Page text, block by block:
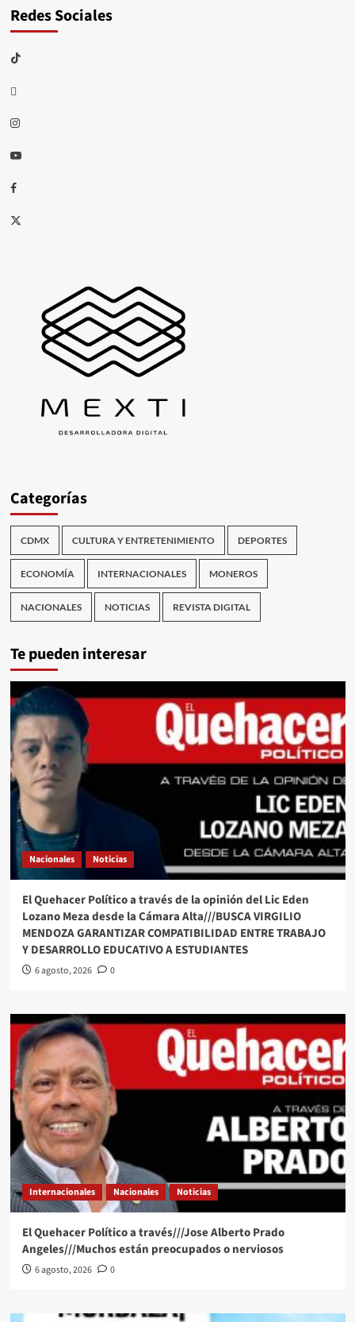
Redes Sociales
TikTok
threads
Instagram
Youtube
Facebook
X
Categorías
CDMX CULTURA Y ENTRETENIMIENTO DEPORTES
ECONOMÍA INTERNACIONALES MONEROS
NACIONALES NOTICIAS REVISTA DIGITAL
Te pueden interesar
Nacionales Noticias
El Quehacer Político a través de la opinión del Lic Eden
Lozano Meza desde la Cámara Alta///BUSCA VIRGILIO
MENDOZA GARANTIZAR COMPATIBILIDAD ENTRE TRABAJO
Y DESARROLLO EDUCATIVO A ESTUDIANTES
6 agosto, 2026 0
Internacionales Nacionales Noticias
El Quehacer Político a través///Jose Alberto Prado
Angeles///Muchos están preocupados o nerviosos
6 agosto, 2026 0